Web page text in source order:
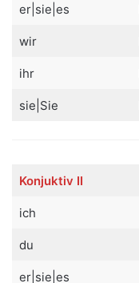
er|sie|es
wir
ihr
sie|Sie
Konjuktiv II
ich
du
er|sie|es